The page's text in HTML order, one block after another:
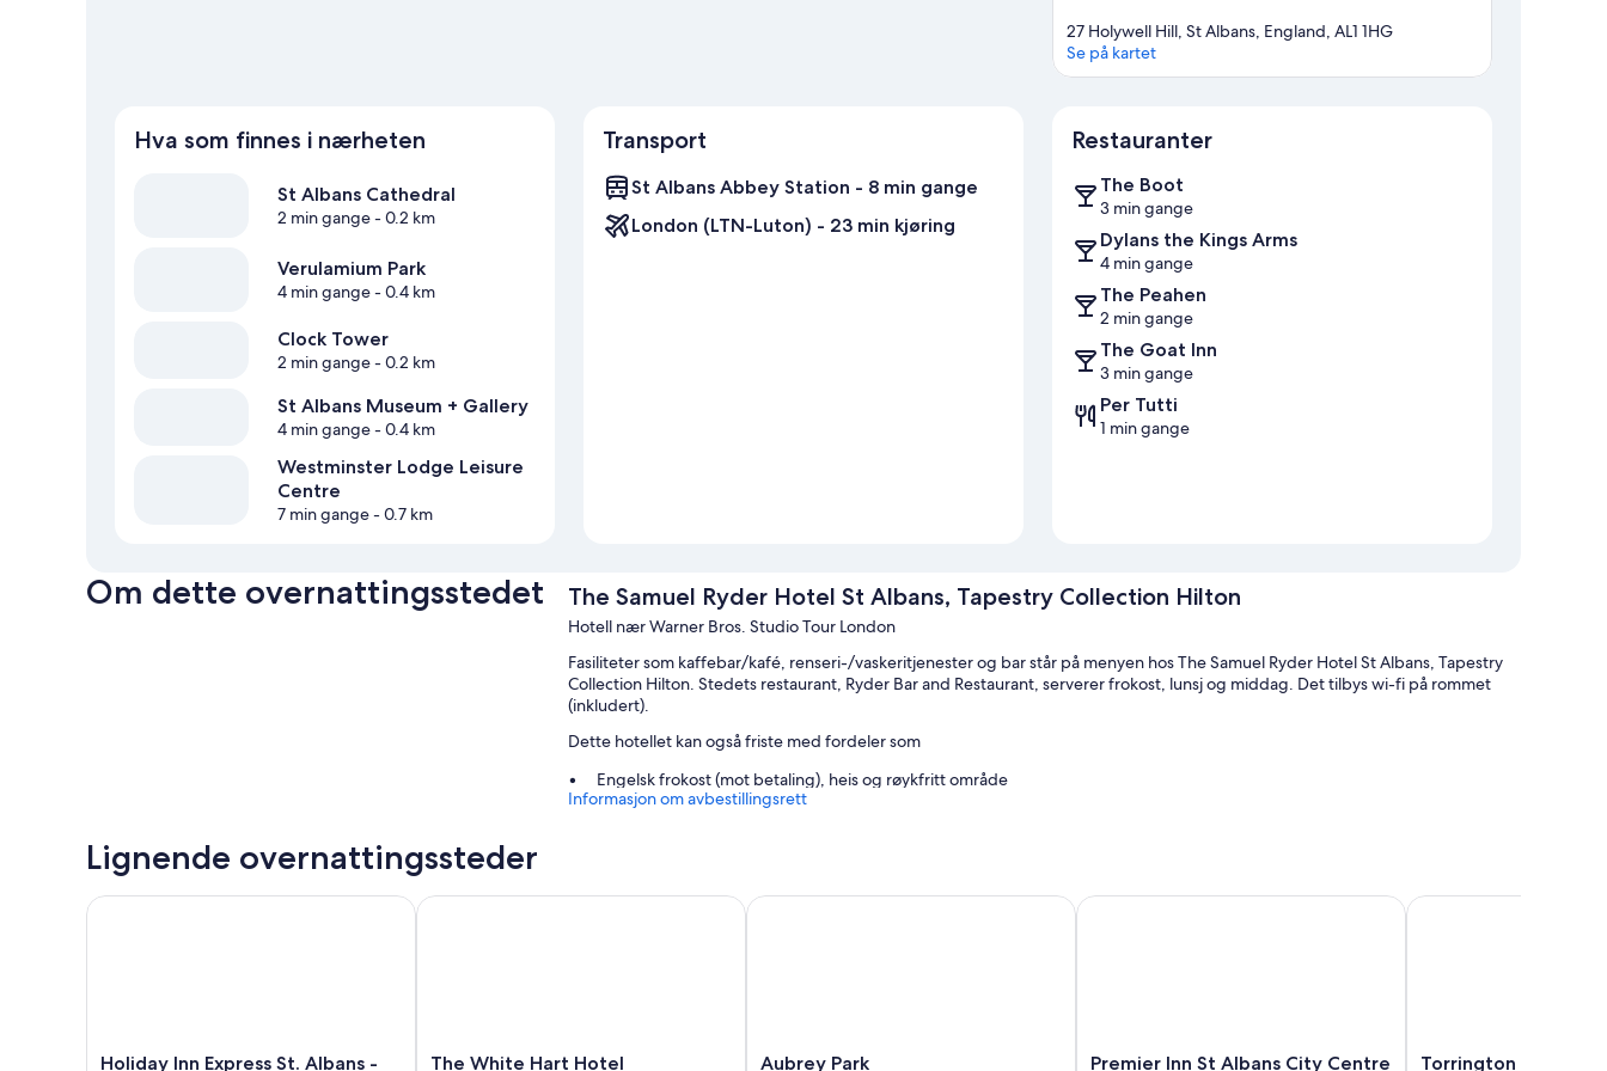
27 Holywell Hill, St Albans, England, AL1 1HG
Se på kartet
Hva som finnes i nærheten
St Albans Cathedral
2 min gange- 0.2 km
Verulamium Park
4 min gange- 0.4 km
Clock Tower
2 min gange- 0.2 km
St Albans Museum + Gallery
4 min gange- 0.4 km
Westminster Lodge Leisure
Centre
7 min gange- 0.7 km
Transport
St Albans Abbey Station - 8 min gange
London (LTN-Luton) - 23 min kjøring
Restauranter
The Boot
3 min gange
Dylans the Kings Arms
4 min gange
The Peahen
2 min gange
The Goat Inn
3 min gange
Per Tutti
1 min gange
Om dette overnattingsstedet The Samuel Ryder Hotel St Albans, Tapestry Collection Hilton
Hotell nær Warner Bros. Studio Tour London
Fasiliteter som kaffebar/kafé, renseri-/vaskeritjenester og bar står på menyen hos The Samuel Ryder Hotel St Albans, Tapestry
Collection Hilton. Stedets restaurant, Ryder Bar and Restaurant, serverer frokost, lunsj og middag. Det tilbys wi-fi på rommet
(inkludert).
Dette hotellet kan også friste med fordeler som
Engelsk frokost (mot betaling), heis og røykfritt område
Safe i resepsjonen, døgnåpen resepsjon og bagasjeoppbevaring
Informasjon om avbestillingsrett
Lignende overnattingssteder
Holiday
Holiday Inn Express St. Albans -
Holiday Inn Express St. Albans - M25, Jct.22 by IHG
The
The White Hart Hotel
The White Hart Hotel
Aubrey
Aubrey Park
Aubrey Park
Premier
Premier Inn St Albans City Centre
Premier Inn St Albans City Centre
Torrington
Torrington Hall
Torrington Hall